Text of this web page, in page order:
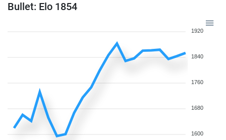
Bullet: Elo 1854
1920
1840
1760
1680
1600